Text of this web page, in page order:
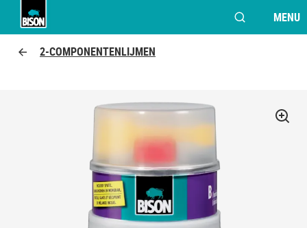
VENSTERMENU
2-COMPONENTENLIJMEN